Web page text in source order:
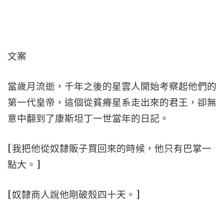
文案
當歲月流逝，千年之後的星雲人開始考察起他們的
第一代皇帝，這個從貧瘠星系走出來的君王，卻無
意中翻到了康斯坦丁一世當年的日記。
[我把他從奴隸販子買回來的時候，他只有巴掌一
點大。]
[奴隸商人說他剛破殼四十天。]